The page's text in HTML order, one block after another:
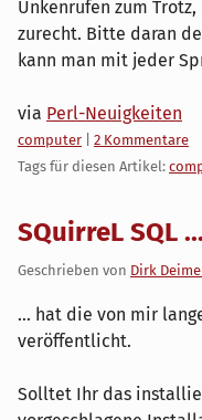
Unkenrufen zum
zurecht. Bitte daran
kann man mit jeder
via Perl-Neuigkeiten
Kategorien:
computer
2 Kommentare
Tags für diesen Artikel:
SQuirreL SQL ...
Geschrieben von Dirk
... hat die von mir
veröffentlicht.
Solltet Ihr das